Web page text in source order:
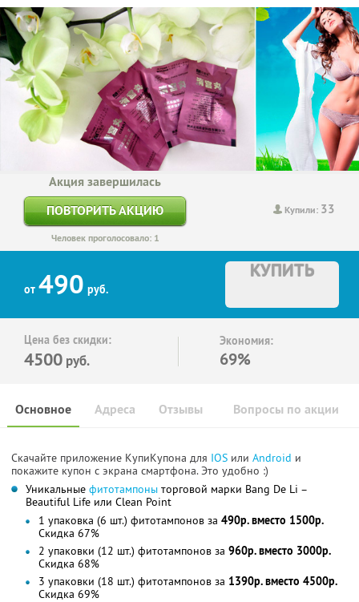
Купили: 33
Акция завершилась
ПОВТОРИТЬ АКЦИЮ
Человек проголосовало: 1
от 490 руб.
КУПИТЬ
Цена без скидки:
4500 руб.
Экономия:
69%
Основное Отзывы Вопросы по акции
Адреса
Скачайте приложение КупиКупона для IOS или Android и
покажите купон с экрана смартфона. Это удобно :)
Уникальные фитотампоны торговой марки Bang De Li –
Beautiful Life или Clean Point
1 упаковка (6 шт.) фитотампонов за 490р. вместо 1500р.
Скидка 67%
2 упаковки (12 шт.) фитотампонов за 960р. вместо 3000р.
Скидка 68%
3 упаковки (18 шт.) фитотампонов за 1390р. вместо 4500р.
Скидка 69%